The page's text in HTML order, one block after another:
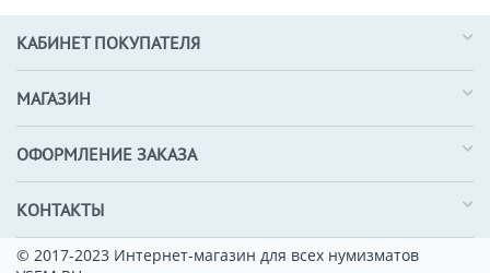
КАБИНЕТ ПОКУПАТЕЛЯ
МАГАЗИН
ОФОРМЛЕНИЕ ЗАКАЗА
КОНТАКТЫ
© 2017-2023 Интернет-магазин для всех нумизматов